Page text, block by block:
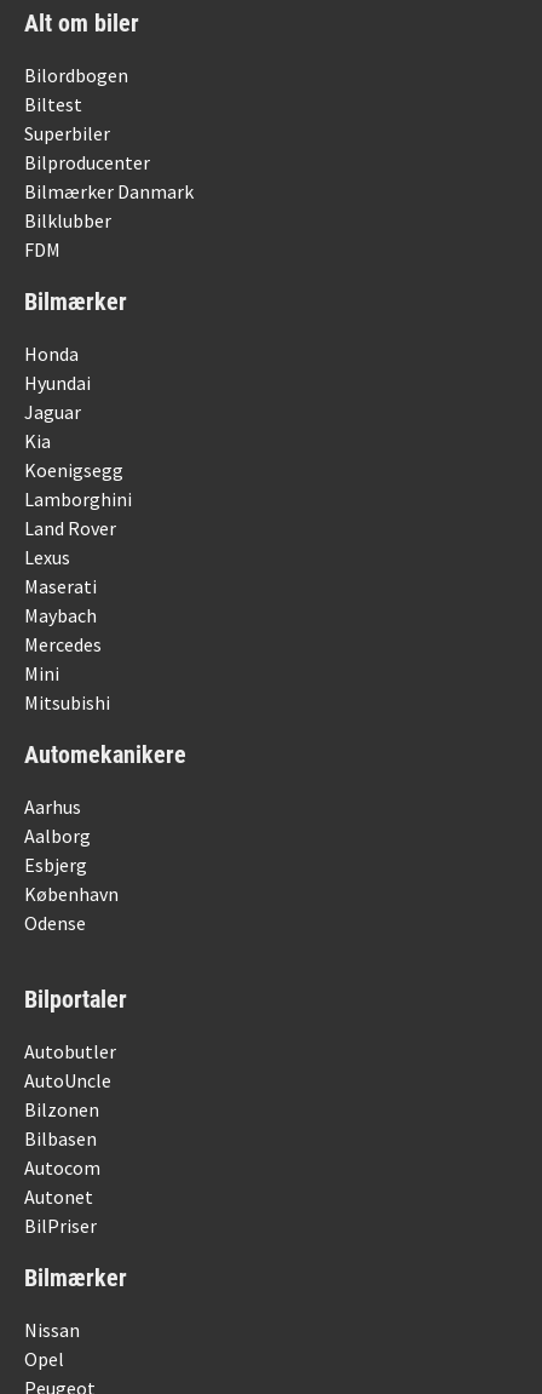
Alt om biler
Bilordbogen
Biltest
Superbiler
Bilproducenter
Bilmærker Danmark
Bilklubber
FDM
Bilmærker
Honda
Hyundai
Jaguar
Kia
Koenigsegg
Lamborghini
Land Rover
Lexus
Maserati
Maybach
Mercedes
Mini
Mitsubishi
Automekanikere
Aarhus
Aalborg
Esbjerg
København
Odense
Bilportaler
Autobutler
AutoUncle
Bilzonen
Bilbasen
Autocom
Autonet
BilPriser
Bilmærker
Nissan
Opel
Peugeot